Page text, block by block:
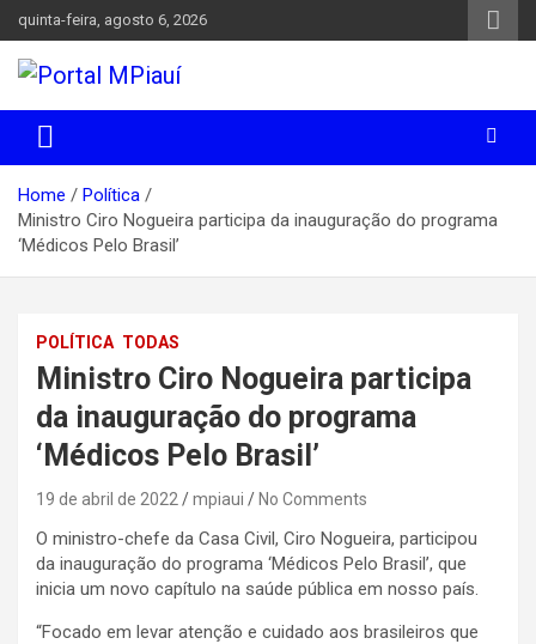
to
content
quinta-feira, agosto 6, 2026
Portal MPiauí
Parnaíba
Home
Política
Ministro Ciro Nogueira participa da inauguração do programa
‘Médicos Pelo Brasil’
POLÍTICA TODAS
Ministro Ciro Nogueira participa
da inauguração do programa
‘Médicos Pelo Brasil’
19 de abril de 2022 mpiaui No Comments
O ministro-chefe da Casa Civil, Ciro Nogueira, participou
da inauguração do programa ‘Médicos Pelo Brasil’, que
inicia um novo capítulo na saúde pública em nosso país.
“Focado em levar atenção e cuidado aos brasileiros que